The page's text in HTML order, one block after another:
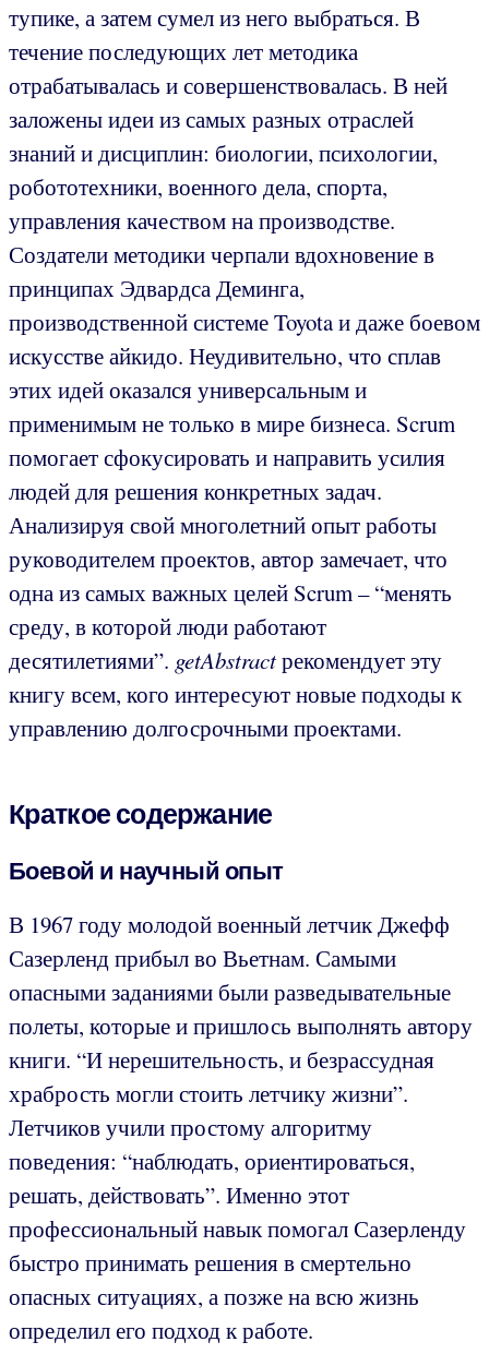
тупике, а затем сумел из него выбраться. В
течение последующих лет методика
отрабатывалась и совершенствовалась. В ней
заложены идеи из самых разных отраслей
знаний и дисциплин: биологии, психологии,
робототехники, военного дела, спорта,
управления качеством на производстве.
Создатели методики черпали вдохновение в
принципах Эдвардса Деминга,
производственной системе Toyota и даже боевом
искусстве айкидо. Неудивительно, что сплав
этих идей оказался универсальным и
применимым не только в мире бизнеса. Scrum
помогает сфокусировать и направить усилия
людей для решения конкретных задач.
Анализируя свой многолетний опыт работы
руководителем проектов, автор замечает, что
одна из самых важных целей Scrum – “менять
среду, в которой люди работают
десятилетиями”. getAbstractрекомендует эту
книгу всем, кого интересуют новые подходы к
управлению долгосрочными проектами.
Краткое содержание
Боевой и научный опыт
В 1967 году молодой военный летчик Джефф
Сазерленд прибыл во Вьетнам. Самыми
опасными заданиями были разведывательные
полеты, которые и пришлось выполнять автору
книги. “И нерешительность, и безрассудная
храбрость могли стоить летчику жизни”.
Летчиков учили простому алгоритму
поведения: “наблюдать, ориентироваться,
решать, действовать”. Именно этот
профессиональный навык помогал Сазерленду
быстро принимать решения в смертельно
опасных ситуациях, а позже на всю жизнь
определил его подход к работе.